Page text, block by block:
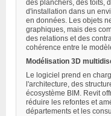
des planchers, des toits,
d'installation dans un
en données. Les objets
graphiques, mais des
des relations et des
cohérence entre le
Modélisation 3D
Le logiciel prend en
l'architecture, des
écosystème BIM. Revit
réduire les refontes et
départements et les